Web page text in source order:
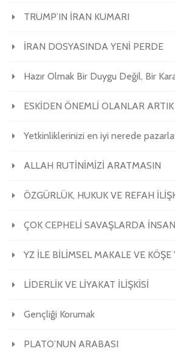
TRUMP’IN İRAN KUMARI
İRAN DOSYASINDA YENİ PERDE
Hazır Olmak Bir Duygu Değil, Bir
ESKİDEN ÖNEMLİ OLANLAR
Yetkinliklerinizi en iyi nerede
ALLAH RUTİNİMİZİ ARATMASIN
ÖZGÜRLÜK, HUKUK VE REFAH
ÇOK CEPHELİ SAVAŞLARDA
YZ İLE BİLİMSEL MAKALE VE KÖŞE
LİDERLİK VE LİYAKAT İLİŞKİSİ
Gençliği Korumak
PLATO’NUN ARABASI